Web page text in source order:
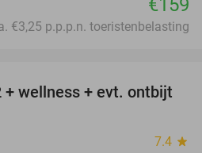
€159
€3,25 p.p.p.n. toeristenbelasting
55%
+ wellness + evt. ontbijt
7.4 star